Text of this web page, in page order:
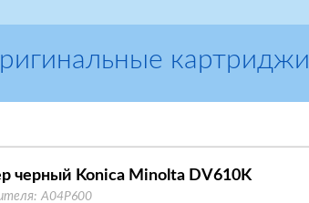
картриджи
черный Konica Minolta DV610K
A04P600